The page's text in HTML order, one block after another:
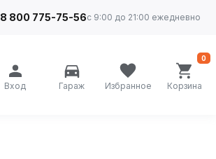
8 800 775-75-56с 9:00 до 21:00 ежедневно
Вход Гараж Избранное Корзина
0